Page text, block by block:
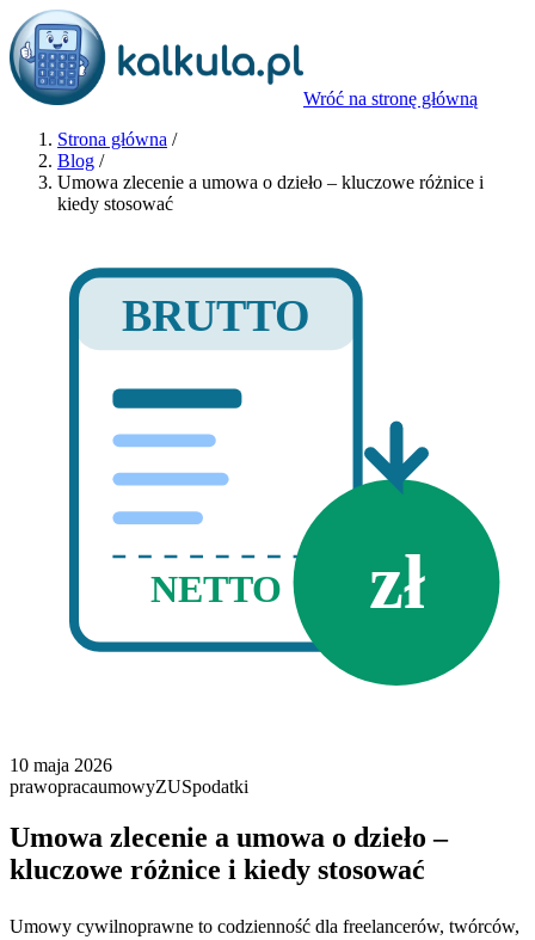
Wróć na stronę główną
Strona główna /
Blog /
Umowa zlecenie a umowa o dzieło – kluczowe różnice i
kiedy stosować
BRUTTO
NETTO zł
10 maja 2026
prawopracaumowyZUSpodatki
Umowa zlecenie a umowa o dzieło –
kluczowe różnice i kiedy stosować
Umowy cywilnoprawne to codzienność dla freelancerów, twórców,